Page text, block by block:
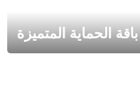
باقة الحماية المتميزة